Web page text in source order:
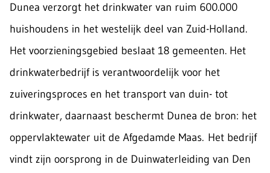
Dunea verzorgt het drinkwater van ruim 600.000
huishoudens in het westelijk deel van Zuid-Holland.
Het voorzieningsgebied beslaat 18 gemeenten. Het
drinkwaterbedrijf is verantwoordelijk voor het
zuiveringsproces en het transport van duin- tot
drinkwater, daarnaast beschermt Dunea de bron: het
oppervlaktewater uit de Afgedamde Maas. Het bedrijf
vindt zijn oorsprong in de Duinwaterleiding van Den